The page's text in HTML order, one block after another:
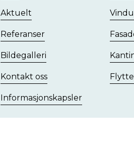
Aktuelt
Referanser
Bildegalleri
Kontakt oss
Informasjonskapsler